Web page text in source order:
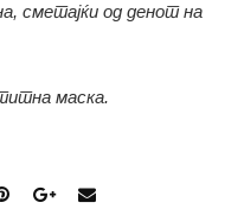
сметајќи од денот на
маска.